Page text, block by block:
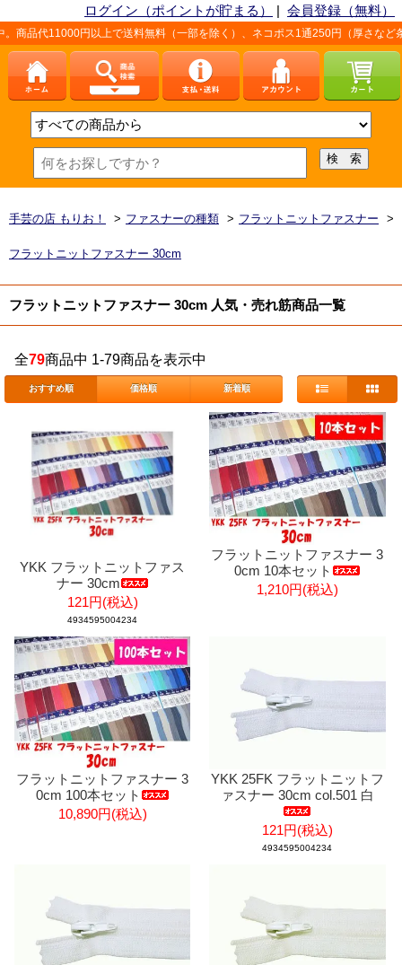
ログイン（ポイントが貯まる） | 会員登録（無料）
以上で送料無料（一部を除く）、ネコポス1通250円（厚さなど条件あり）。
手芸の店 もりお！ > ファスナーの種類 > フラットニットファスナー >
フラットニットファスナー 30cm
フラットニットファスナー 30cm 人気・売れ筋商品一覧
全79商品中 1-79商品を表示中
おすすめ順 価格順 新着順
YKK フラットニットファス
ナー 30cm
121円(税込)
4934595004234
フラットニットファスナー 3
0cm 10本セット
1,210円(税込)
フラットニットファスナー 3
0cm 100本セット
10,890円(税込)
YKK 25FK フラットニットフ
ァスナー 30cm col.501 白
121円(税込)
4934595004234